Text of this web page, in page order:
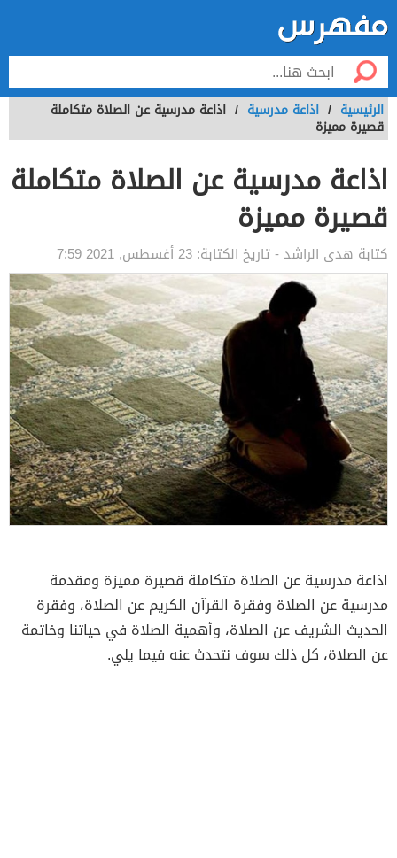
الرئيسية / اذاعة مدرسية / اذاعة مدرسية عن الصلاة متكاملة
قصيرة مميزة
اذاعة مدرسية عن الصلاة متكاملة
قصيرة مميزة
كتابة هدى الراشد- تاريخ الكتابة: 23 أغسطس, 2021 7:59
اذاعة مدرسية عن الصلاة متكاملة قصيرة مميزة ومقدمة
مدرسية عن الصلاة وفقرة القرآن الكريم عن الصلاة، وفقرة
الحديث الشريف عن الصلاة، وأهمية الصلاة في حياتنا وخاتمة
عن الصلاة، كل ذلك سوف نتحدث عنه فيما يلي.